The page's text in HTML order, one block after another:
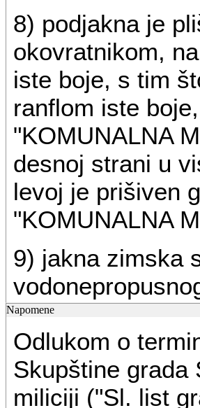
8) podjakna je
okovratnikom,
iste boje, s tim
ranflom iste
"KOMUNALNA
desnoj strani u
levoj je prišiven
"KOMUNALNA
9) jakna zimska
patent
četiri džepa s
iznad levog
Smedereva,
Napomene
Odlukom o
Skupštine grada
miliciji ("Sl. list